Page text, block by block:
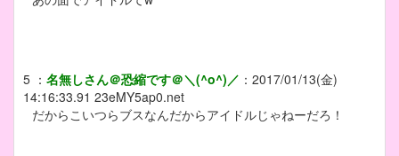
5 ： 名無しさん＠恐縮です＠＼(^o^)／ ： 2017/01/13(金)
14:16:33.91 23eMY5ap0.net
だからこいつらブスなんだからアイドルじゃねーだろ！